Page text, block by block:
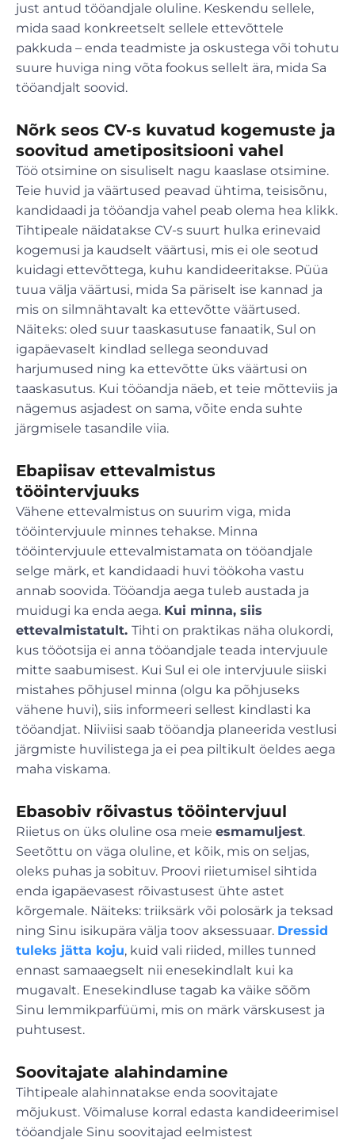
just antud tööandjale oluline. Keskendu sellele,
mida saad konkreetselt sellele ettevõttele
pakkuda – enda teadmiste ja oskustega või tohutu
suure huviga ning võta fookus sellelt ära, mida Sa
tööandjalt soovid.
Nõrk seos CV-s kuvatud kogemuste ja
soovitud ametipositsiooni vahel
Töö otsimine on sisuliselt nagu kaaslase otsimine.
Teie huvid ja väärtused peavad ühtima, teisisõnu,
kandidaadi ja tööandja vahel peab olema hea klikk.
Tihtipeale näidatakse CV-s suurt hulka erinevaid
kogemusi ja kaudselt väärtusi, mis ei ole seotud
kuidagi ettevõttega, kuhu kandideeritakse. Püüa
tuua välja väärtusi, mida Sa päriselt ise kannad ja
mis on silmnähtavalt ka ettevõtte väärtused.
Näiteks: oled suur taaskasutuse fanaatik, Sul on
igapäevaselt kindlad sellega seonduvad
harjumused ning ka ettevõtte üks väärtusi on
taaskasutus. Kui tööandja näeb, et teie mõtteviis ja
nägemus asjadest on sama, võite enda suhte
järgmisele tasandile viia.
Ebapiisav ettevalmistus
tööintervjuuks
Vähene ettevalmistus on suurim viga, mida
tööintervjuule minnes tehakse. Minna
tööintervjuule ettevalmistamata on tööandjale
selge märk, et kandidaadi huvi töökoha vastu
annab soovida. Tööandja aega tuleb austada ja
muidugi ka enda aega. Kui minna, siis
ettevalmistatult. Tihti on praktikas näha olukordi,
kus tööotsija ei anna tööandjale teada intervjuule
mitte saabumisest. Kui Sul ei ole intervjuule siiski
mistahes põhjusel minna (olgu ka põhjuseks
vähene huvi), siis informeeri sellest kindlasti ka
tööandjat. Niiviisi saab tööandja planeerida vestlusi
järgmiste huvilistega ja ei pea piltikult öeldes aega
maha viskama.
Ebasobiv rõivastus tööintervjuul
Riietus on üks oluline osa meie esmamuljest.
Seetõttu on väga oluline, et kõik, mis on seljas,
oleks puhas ja sobituv. Proovi riietumisel sihtida
enda igapäevasest rõivastusest ühte astet
kõrgemale. Näiteks: triiksärk või polosärk ja teksad
ning Sinu isikupära välja toov aksessuaar. Dressid
tuleks jätta koju, kuid vali riided, milles tunned
ennast samaaegselt nii enesekindlalt kui ka
mugavalt. Enesekindluse tagab ka väike sõõm
Sinu lemmikparfüümi, mis on märk värskusest ja
puhtusest.
Soovitajate alahindamine
Tihtipeale alahinnatakse enda soovitajate
mõjukust. Võimaluse korral edasta kandideerimisel
tööandjale Sinu soovitajad eelmistest